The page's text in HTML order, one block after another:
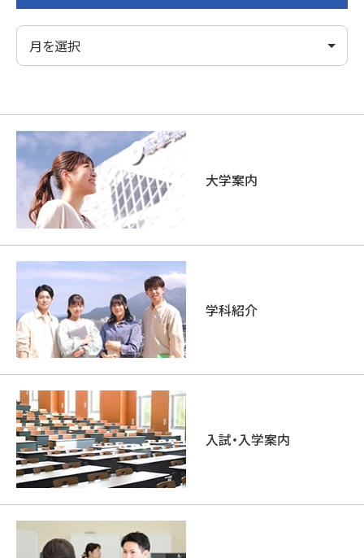
大学案内
学科紹介
入試・入学案内